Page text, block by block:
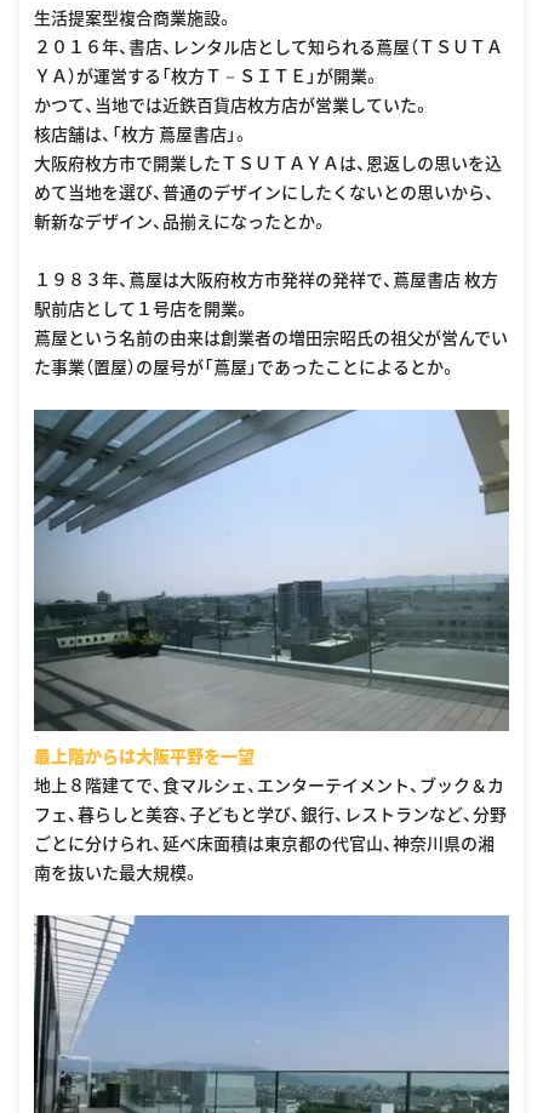
生活提案型複合商業施設。
２０１６年、書店、レンタル店として知られる蔦屋（ＴＳＵＴＡ
ＹＡ）が運営する「枚方Ｔ－ＳＩＴＥ」が開業。
かつて、当地では近鉄百貨店枚方店が営業していた。
核店舗は、「枚方 蔦屋書店」。
大阪府枚方市で開業したＴＳＵＴＡＹＡは、恩返しの思いを込
めて当地を選び、普通のデザインにしたくないとの思いから、
斬新なデザイン、品揃えになったとか。
１９８３年、蔦屋は大阪府枚方市発祥の発祥で、蔦屋書店 枚方
駅前店として１号店を開業。
蔦屋という名前の由来は創業者の増田宗昭氏の祖父が営んでい
た事業（置屋）の屋号が「蔦屋」であったことによるとか。
最上階からは大阪平野を一望
地上８階建てで、食マルシェ、エンターテイメント、ブック＆カ
フェ、暮らしと美容、子どもと学び、銀行、レストランなど、分野
ごとに分けられ、延べ床面積は東京都の代官山、神奈川県の湘
南を抜いた最大規模。